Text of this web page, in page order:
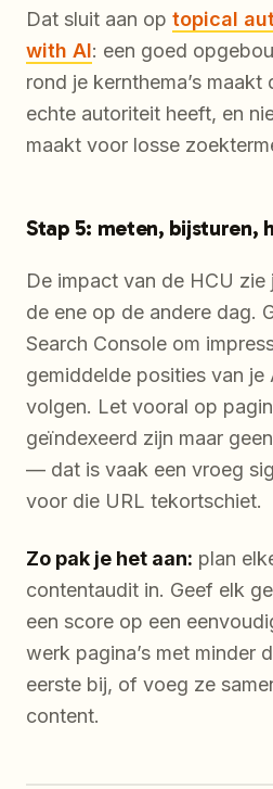
Dat sluit aan op topical
with AI: een goed
rond je kernthema’s
echte autoriteit heeft, en
maakt voor losse
Stap 5: meten, bijsturen,
De impact van de HCU zie
de ene op de andere dag.
Search Console om
gemiddelde posities van
volgen. Let vooral op
geïndexeerd zijn maar
— dat is vaak een vroeg
voor die URL tekortschiet.
Zo pak je het aan: plan
contentaudit in. Geef elk
een score op een
werk pagina’s met minder
eerste bij, of voeg ze
content.